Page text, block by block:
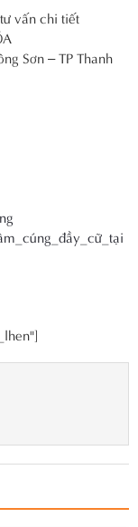
vấn chi tiết
Sơn – TP Thanh